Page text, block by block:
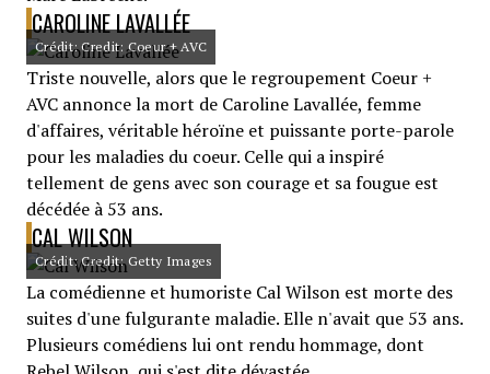
CAROLINE LAVALLÉE
Crédit: Credit: Coeur + AVC
Triste nouvelle, alors que le regroupement Coeur +
AVC annonce la mort de Caroline Lavallée, femme
d'affaires, véritable héroïne et puissante porte-parole
pour les maladies du coeur. Celle qui a inspiré
tellement de gens avec son courage et sa fougue est
décédée à 53 ans.
CAL WILSON
Crédit: Credit: Getty Images
La comédienne et humoriste Cal Wilson est morte des
suites d'une fulgurante maladie. Elle n'avait que 53 ans.
Plusieurs comédiens lui ont rendu hommage, dont